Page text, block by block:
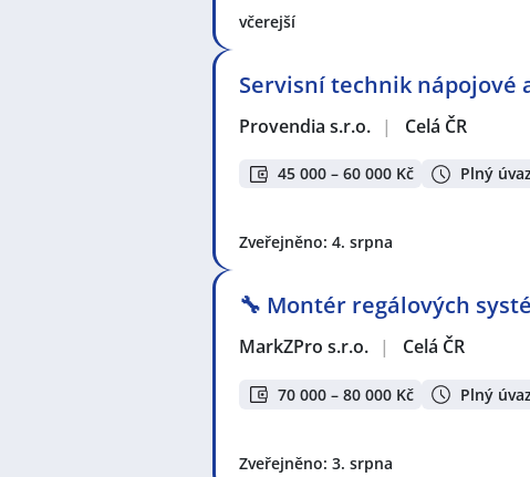
včerejší
Servisní technik nápojové
Provendia s.r.o. | Celá ČR
45 000 – 60 000 Kč Plný
Zveřejněno: 4. srpna
🔧 Montér regálových
MarkZPro s.r.o. | Celá ČR
70 000 – 80 000 Kč Plný
Zveřejněno: 3. srpna